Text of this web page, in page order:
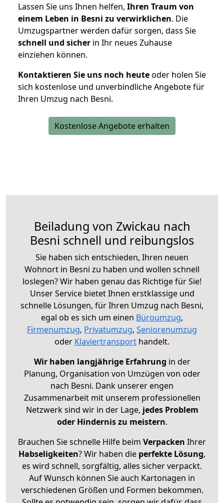
Lassen Sie uns Ihnen helfen, Ihren Traum von
einem Leben in Besni zu verwirklichen. Die
Umzugspartner werden dafür sorgen, dass Sie
schnell und sicher in Ihr neues Zuhause
einziehen können.
Kontaktieren Sie uns noch heuteoder holen Sie
sich kostenlose und unverbindliche Angebote für
Ihren Umzug nach Besni.
Kostenlose Angebote erhalten
Beiladung von Zwickau nach
Besni schnell und reibungslos
Sie haben sich entschieden, Ihren neuen
Wohnort in Besni zu haben und wollen schnell
loslegen? Wir haben genau das Richtige für Sie!
Unser Service bietet Ihnen erstklassige und
schnelle Lösungen, für Ihren Umzug nach Besni,
egal ob es sich um einen Büroumzug,
Firmenumzug, Privatumzug, Seniorenumzug
oder Klaviertransport handelt.
Wir haben langjährige Erfahrung in der
Planung, Organisation von Umzügen von oder
nach Besni. Dank unserer engen
Zusammenarbeit mit unserem professionellen
Netzwerk sind wir in der Lage, jedes Problem
oder Hindernis zu meistern.
Brauchen Sie schnelle Hilfe beim Verpacken Ihrer
Habseligkeiten? Wir haben die perfekte Lösung,
es wird schnell, sorgfältig, alles sicher verpackt.
Auf Wunsch können Sie auch Kartonagen in
verschiedenen Größen und Formen bekommen.